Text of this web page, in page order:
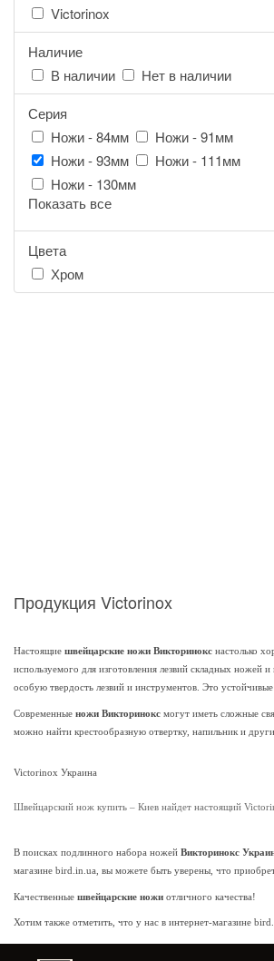
Victorinox
Наличие
В наличии
Нет в наличии
Серия
Ножи - 84мм
Ножи - 91мм
Ножи - 93мм
Ножи - 111мм
Ножи - 130мм
Показать все
Цвета
Хром
Продукция Victorinox
Настоящие швейцарские ножи Викторинокс настолько
используемого для изготовления лезвий складных ножей
особую твердость лезвий и инструментов. Это
Современные ножи Викторинокс могут иметь сложные
можно найти крестообразную отвертку, напильник и
Victorinox Украина
Швейцарский нож купить – Киев найдет настоящий
В поисках подлинного набора ножей Викторинокс
магазине bird.in.ua, вы можете быть уверены, что
Качественные швейцарские ножи отличного качества!
Хотим также отметить, что у нас в интернет-магазине